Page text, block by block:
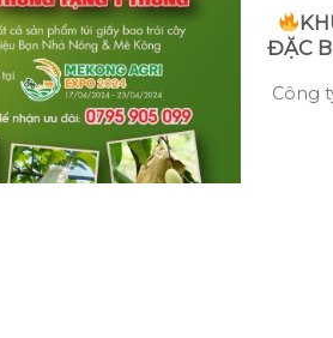
ĐẶC
Công